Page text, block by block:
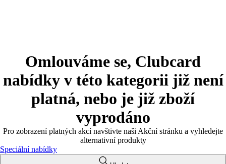
Omlouváme se, Clubcard
nabídky v této kategorii již není
platná, nebo je již zboží
vyprodáno
Pro zobrazení platných akcí navštivte naši Akční stránku a vyhledejte
alternativní produkty
Speciální nabídky